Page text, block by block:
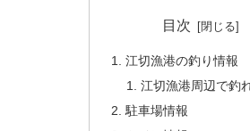
目次
江切漁港の釣り情報
江切漁港周辺で釣
駐車場情報